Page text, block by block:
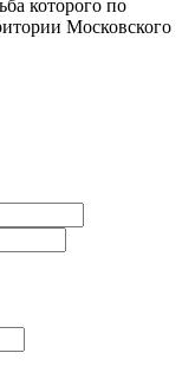
которого по
Московского